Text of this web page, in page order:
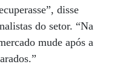
disse
do setor. “Na
mude após a